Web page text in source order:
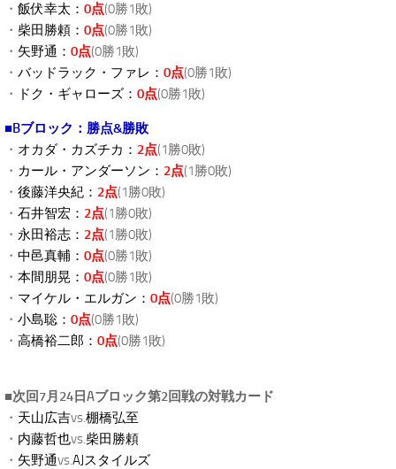
・ 飯伏幸太： 0点(0勝1敗)
・ 柴田勝頼： 0点(0勝1敗)
・ 矢野通： 0点(0勝1敗)
・ バッドラック・ファレ： 0点(0勝1敗)
・
ドク・ギャローズ： 0点(0勝1敗)
■Bブロック：勝点&勝敗
・ オカダ・カズチカ： 2点(1勝0敗)
・ カール・アンダーソン： 2点(1勝0敗)
・ 後藤洋央紀： 2点(1勝0敗)
・ 石井智宏： 2点(1勝0敗)
・ 永田裕志： 2点(1勝0敗)
・ 中邑真輔： 0点(0勝1敗)
・ 本間朋晃： 0点(0勝1敗)
・ マイケル・エルガン： 0点(0勝1敗)
・ 小島聡： 0点(0勝1敗)
・ 高橋裕二郎： 0点(0勝1敗)
■次回7月24日Aブロック第2回戦の対戦カード
・ 天山広吉vs.棚橋弘至
・ 内藤哲也vs.柴田勝頼
・ 矢野通vs.AJスタイルズ